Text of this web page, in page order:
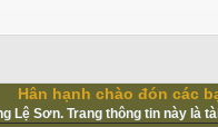
Hân hạnh chào đón các
Lệ Sơn. Trang thông tin này là